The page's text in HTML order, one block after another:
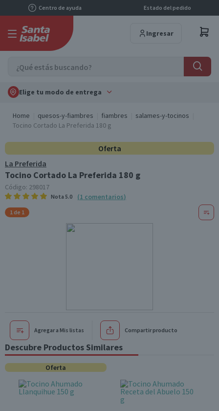
Centro de ayuda Estado del pedido
Ingresar
Elige tu modo de entrega
Home quesos-y-fiambres fiambres
salames-y-tocinos
Tocino Cortado La Preferida 180 g
Oferta
La Preferida
Tocino Cortado La Preferida 180 g
Código: 298017
Nota 5.0 (1 comentarios)
1 de 1
Agregar a Mis listas Compartir producto
Descubre Productos Similares
Oferta